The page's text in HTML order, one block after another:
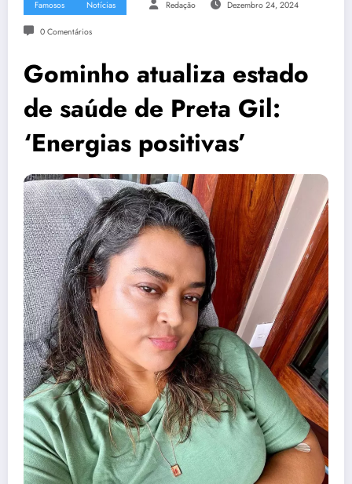
Famosos Notícias Redação Dezembro 24, 2024
0 Comentários
Gominho atualiza estado
de saúde de Preta Gil:
‘Energias positivas’